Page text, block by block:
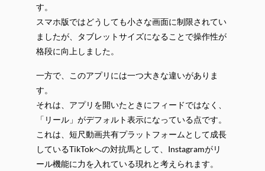
す。
スマホ版ではどうしても小さな画面に制限されてい
ましたが、タブレットサイズになることで操作性が
格段に向上しました。
一方で、このアプリには一つ大きな違いがありま
す。
それは、アプリを開いたときにフィードではなく、
「リール」がデフォルト表示になっている点です。
これは、短尺動画共有プラットフォームとして成長
しているTikTokへの対抗馬として、Instagramがリ
ール機能に力を入れている現れと考えられます。